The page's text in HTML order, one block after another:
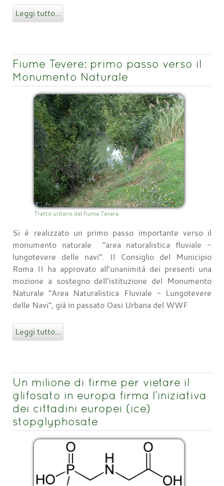
Leggi tutto...
Fiume Tevere: primo passo verso il
Monumento Naturale
Tratto urbano del fiume Tevere
Si è realizzato un primo passo importante verso il
monumento naturale “area naturalistica fluviale -
lungotevere delle navi”. Il Consiglio del Municipio
Roma II ha approvato all’unanimità dei presenti una
mozione a sostegno dell’istituzione del Monumento
Naturale “Area Naturalistica Fluviale - Lungotevere
delle Navi”, già in passato Oasi Urbana del WWF
Leggi tutto...
Un milione di firme per vietare il
glifosato in europa firma l’iniziativa
dei cittadini europei (ice)
stopglyphosate